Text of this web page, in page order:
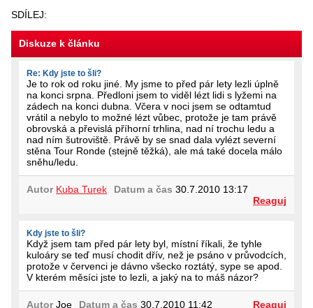
SDÍLEJ:
Diskuze k článku
Re: Kdy jste to šli?
Je to rok od roku jiné. My jsme to před pár lety lezli úplně
na konci srpna. Předloni jsem to viděl lézt lidi s lyžemi na
zádech na konci dubna. Včera v noci jsem se odtamtud
vrátil a nebylo to možné lézt vůbec, protože je tam právě
obrovská a převislá příhorní trhlina, nad ní trochu ledu a
nad ním šutroviště. Právě by se snad dala vylézt severní
stěna Tour Ronde (stejně těžká), ale má také docela málo
sněhu/ledu.
Autor Kuba Turek Datum a čas 30.7.2010 13:17
Reaguj
Kdy jste to šli?
Když jsem tam před pár lety byl, místní říkali, že tyhle
kuloáry se teď musí chodit dřív, než je psáno v průvodcích,
protože v červenci je dávno všecko roztátý, sype se apod.
V kterém měsíci jste to lezli, a jaký na to máš názor?
AutorJoe Datum a čas 30.7.2010 11:42 Reaguj